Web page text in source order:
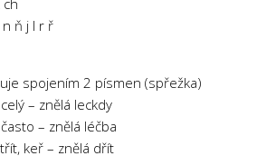
ň j l r ř
spojením 2 písmen (spřežka)
– znělá leckdy
– znělá léčba
keř – znělá dřít